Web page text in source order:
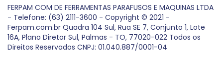
FERPAM COM DE FERRAMENTAS PARAFUSOS E MAQUINAS LTDA
- Telefone: (63) 2111-3600 - Copyright © 2021 -
Ferpam.com.br Quadra 104 Sul, Rua SE 7, Conjunto 1, Lote
16A, Plano Diretor Sul, Palmas - TO, 77020-022 Todos os
Direitos Reservados CNPJ: 01.040.887/0001-04